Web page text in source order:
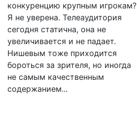
конкуренцию крупным игрокам?
Я не уверена. Телеаудитория
сегодня статична, она не
увеличивается и не падает.
Нишевым тоже приходится
бороться за зрителя, но иногда
не самым качественным
содержанием...